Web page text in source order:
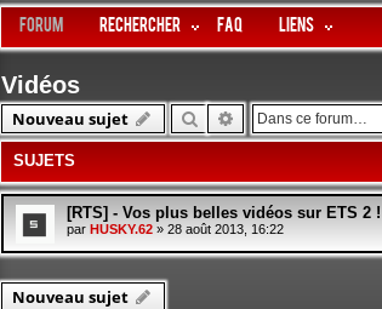
Forum Rechercher FAQ LIENS
Vidéos
Nouveau sujet RechercherRecherche avancée
SUJETS
[RTS] - Vos plus belles vidéos sur ETS 2 !
par HUSKY.62 » 28 août 2013, 16:22
Nouveau sujet